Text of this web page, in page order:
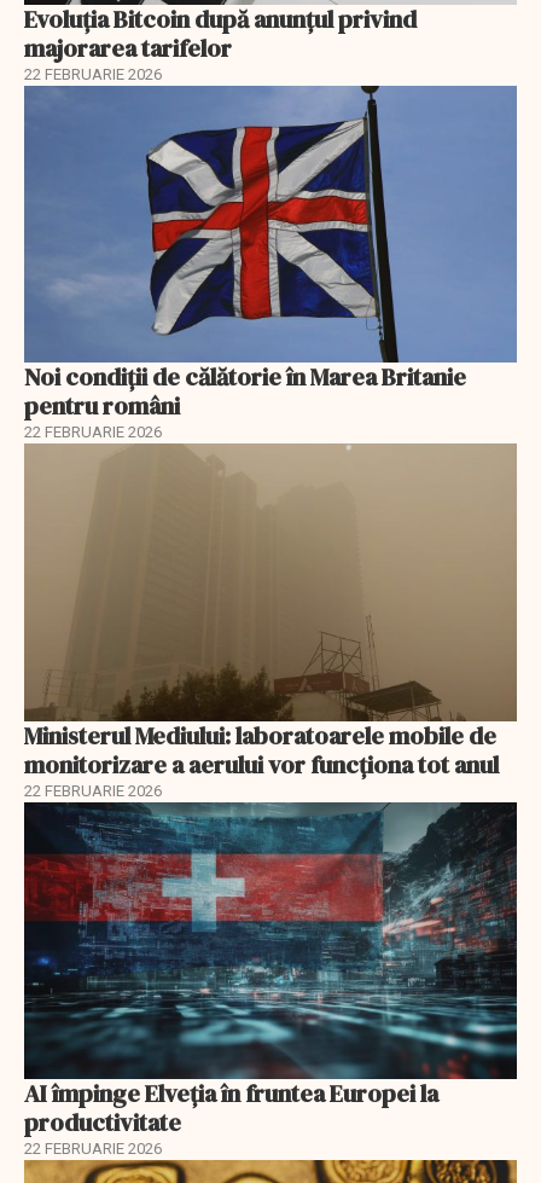
Evoluția Bitcoin după anunțul privind
majorarea tarifelor
22 FEBRUARIE 2026
Noi condiții de călătorie în Marea Britanie
pentru români
22 FEBRUARIE 2026
Ministerul Mediului: laboratoarele mobile de
monitorizare a aerului vor funcționa tot anul
22 FEBRUARIE 2026
AI împinge Elveția în fruntea Europei la
productivitate
22 FEBRUARIE 2026